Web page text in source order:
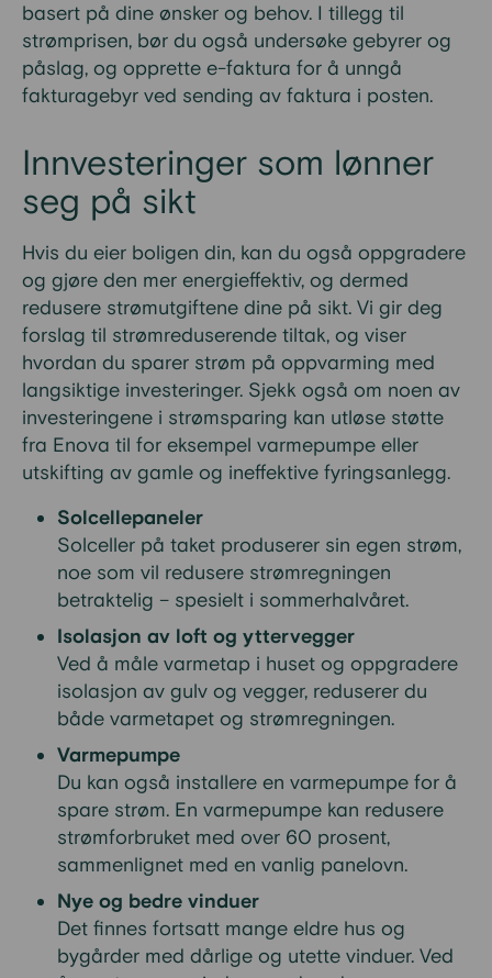
basert på dine ønsker og behov. I tillegg til
strømprisen, bør du også undersøke gebyrer og
påslag, og opprette e-faktura for å unngå
fakturagebyr ved sending av faktura i posten.
Innvesteringer som lønner
seg på sikt
Hvis du eier boligen din, kan du også oppgradere
og gjøre den mer energieffektiv, og dermed
redusere strømutgiftene dine på sikt. Vi gir deg
forslag til strømreduserende tiltak, og viser
hvordan du sparer strøm på oppvarming med
langsiktige investeringer. Sjekk også om noen av
investeringene i strømsparing kan utløse støtte
fra Enova til for eksempel varmepumpe eller
utskifting av gamle og ineffektive fyringsanlegg.
Solcellepaneler
Solceller på taket produserer sin egen strøm,
noe som vil redusere strømregningen
betraktelig – spesielt i sommerhalvåret.
Isolasjon av loft og yttervegger
Ved å måle varmetap i huset og oppgradere
isolasjon av gulv og vegger, reduserer du
både varmetapet og strømregningen.
Varmepumpe
Du kan også installere en varmepumpe for å
spare strøm. En varmepumpe kan redusere
strømforbruket med over 60 prosent,
sammenlignet med en vanlig panelovn.
Nye og bedre vinduer
Det finnes fortsatt mange eldre hus og
bygårder med dårlige og utette vinduer. Ved